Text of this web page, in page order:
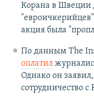
Корана в Швеции
акция была
По данным The
оплатил
Однако он
сотрудничество с